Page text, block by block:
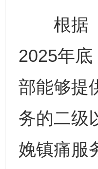
根据《
2025年
部能够提
务的二级
娩镇痛服